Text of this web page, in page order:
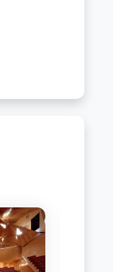
drama,
coral y
al máximo
con
una